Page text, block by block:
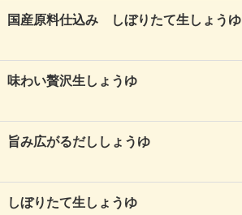
産原料仕込み しぼりたて生しょうゆ
わい贅沢生しょうゆ
み広がるだししょうゆ
ぼりたて生しょうゆ